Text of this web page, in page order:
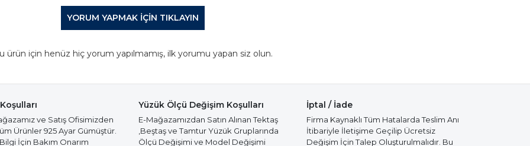
YORUM YAPMAK IÇIN TIKLAYIN
ürün için henüz hiç yorum yapılmamış, ilk yorumu yapan siz olun.
ve Satış Ofisimizden
Ürünler 925 Ayar Gümüştür.
İçin Bakım Onarım
Yüzük Ölçü Değişim Koşulları
E-Mağazamızdan Satın Alınan Tektaş
,Beştaş ve Tamtur Yüzük Gruplarında
Ölçü Değişimi ve Model Değişimi
İptal / İade
Firma Kaynaklı Tüm Hatalarda Teslim Anı
İtibariyle İletişime Geçilip Ücretsiz
Değişim İçin Talep Oluşturulmalıdır. Bu